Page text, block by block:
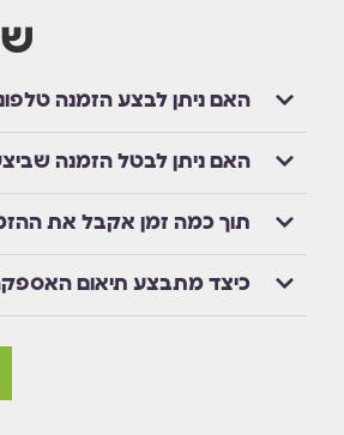
האם ניתן לבצע הזמנה
האם ניתן לבטל הזמנה
תוך כמה זמן אקבל את
כיצד מתבצע תיאום